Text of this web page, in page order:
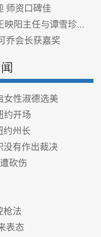
师资口碑佳
主任与谭雪珍副主任
乔会长获嘉奖
女性淑德选美
约开场
约州长
没有作出裁决
砍伤
枪法
表态